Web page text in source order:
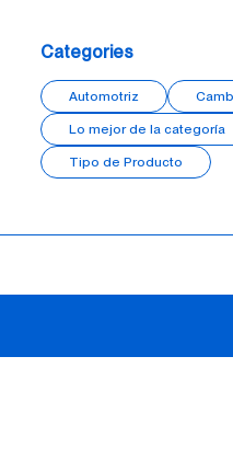
Categories
Automotriz
Lo mejor de la categoría
Tipo de Producto